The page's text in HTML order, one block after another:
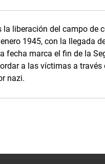
liberación del campo de
1945, con la llegada
fecha marca el fin de la
a las víctimas a
nazi.